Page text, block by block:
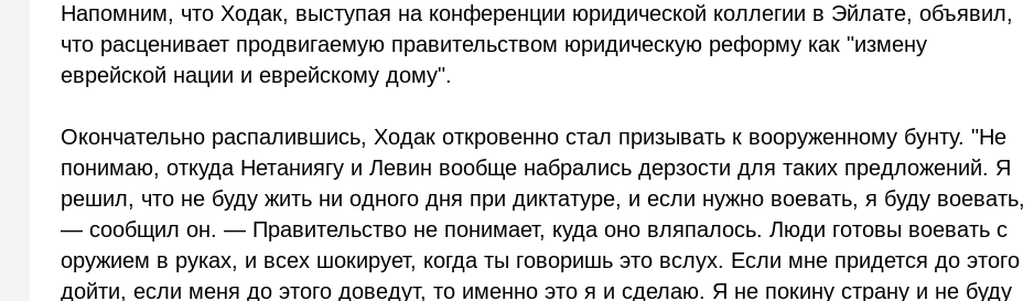
Напомним, что Ходак, выступая на конференции юридической коллегии в Эйлате, объявил,
что расценивает продвигаемую правительством юридическую реформу как "измену
еврейской нации и еврейскому дому".
Окончательно распалившись, Ходак откровенно стал призывать к вооруженному бунту. "Не
понимаю, откуда Нетаниягу и Левин вообще набрались дерзости для таких предложений. Я
решил, что не буду жить ни одного дня при диктатуре, и если нужно воевать, я буду воевать,
— сообщил он. — Правительство не понимает, куда оно вляпалось. Люди готовы воевать с
оружием в руках, и всех шокирует, когда ты говоришь это вслух. Если мне придется до этого
дойти, если меня до этого доведут, то именно это я и сделаю. Я не покину страну и не буду